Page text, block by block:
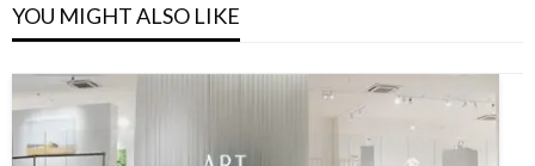
YOU MIGHT ALSO LIKE